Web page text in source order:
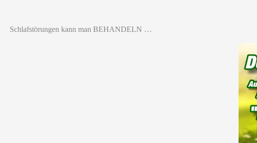
Schlafstörungen kann man BEHANDELN …